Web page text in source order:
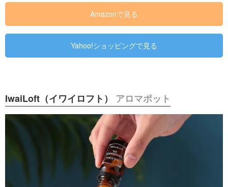
Amazonで見る
Yahoo!ショッピングで見る
IwaiLoft（イワイロフト） アロマポット